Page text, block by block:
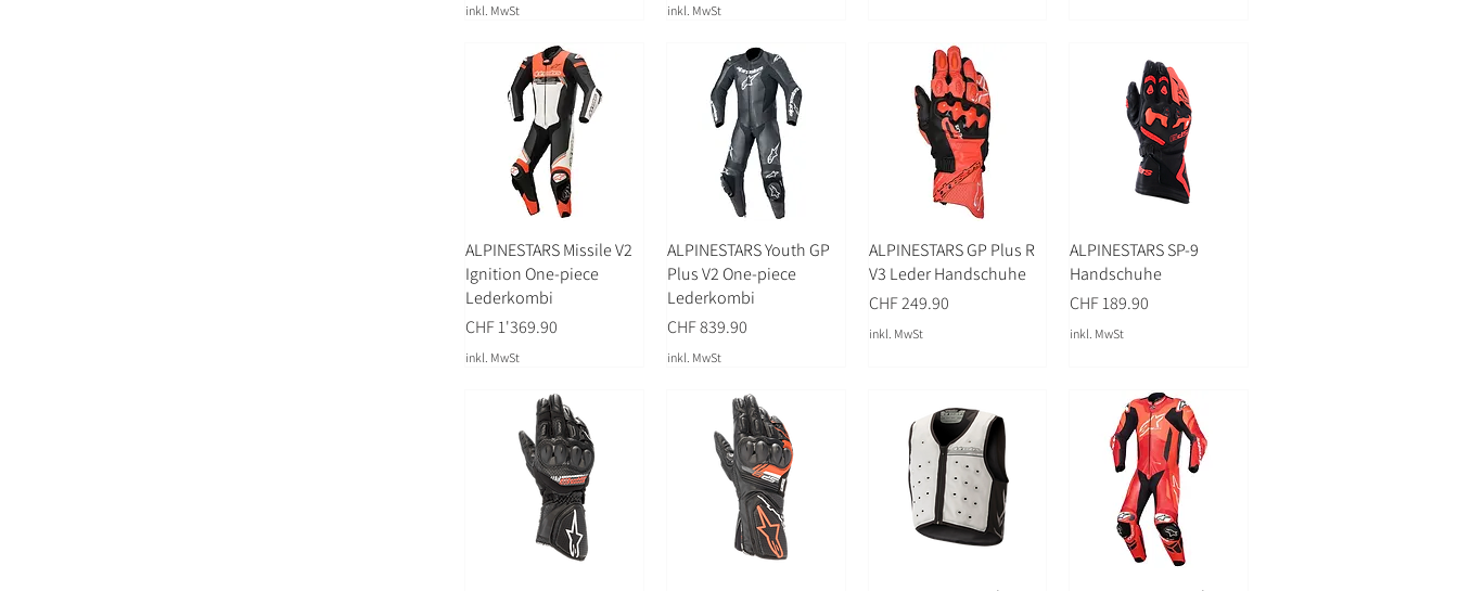
inkl. MwSt inkl. MwSt
ALPINESTARS Missile V2
Ignition One-piece
Lederkombi
Preis
CHF 1'369.90
inkl. MwSt
ALPINESTARS Youth GP
Plus V2 One-piece
Lederkombi
Preis
CHF 839.90
inkl. MwSt
ALPINESTARS GP Plus R
V3 Leder Handschuhe
Preis
CHF 249.90
inkl. MwSt
ALPINESTARS SP-9
Handschuhe
Preis
CHF 189.90
inkl. MwSt